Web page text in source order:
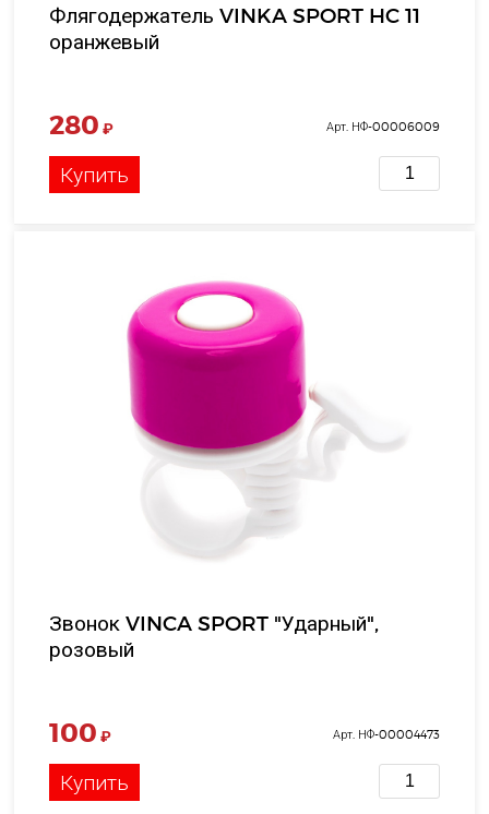
Флягодержатель VINKA SPORT HC 11
оранжевый
280 ₽ Арт. НФ-00006009
Купить
Звонок VINCA SPORT "Ударный",
розовый
100 ₽ Арт. НФ-00004473
Купить